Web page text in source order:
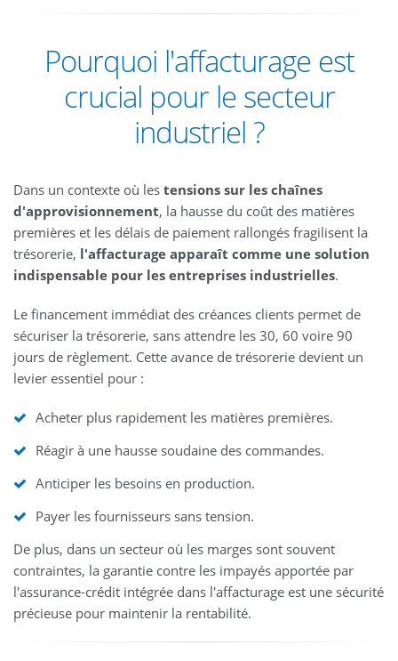
Pourquoi l'affacturage est
crucial pour le secteur
industriel ?
Dans un contexte où les tensions sur les chaînes
d'approvisionnement, la hausse du coût des matières
premières et les délais de paiement rallongés fragilisent la
trésorerie, l'affacturage apparaît comme une solution
indispensable pour les entreprises industrielles.
Le financement immédiat des créances clients permet de
sécuriser la trésorerie, sans attendre les 30, 60 voire 90
jours de règlement. Cette avance de trésorerie devient un
levier essentiel pour :
Acheter plus rapidement les matières premières.
Réagir à une hausse soudaine des commandes.
Anticiper les besoins en production.
Payer les fournisseurs sans tension.
De plus, dans un secteur où les marges sont souvent
contraintes, la garantie contre les impayés apportée par
l'assurance-crédit intégrée dans l'affacturage est une sécurité
précieuse pour maintenir la rentabilité.